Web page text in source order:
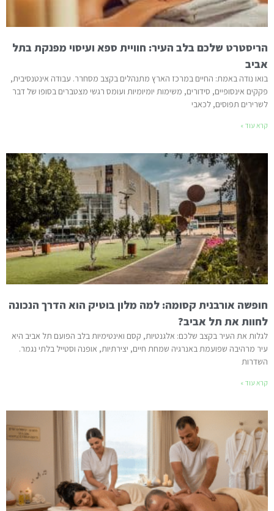
הריסטרט שלכם בלב העיר: חוויית ספא ועיסוי מפנקת בתל
אביב
בואו נודה באמת: החיים במרכז הארץ מתנהלים בקצב מסחרר. עבודה אינטנסיבית,
פקקים אינסופיים, סידורים, משימות יומיומיות ועומס רגשי מצטברים בסופו של דבר
לשרירים תפוסים, לכאבי
קרא עוד »
חופשה אורבנית קסומה: למה מלון בוטיק הוא הדרך הנכונה
לחוות את תל אביב?
לגלות את העיר בקצב שלכם: אלגנטיות, קסם ואינטימיות בלב הפועם תל אביב היא
עיר מרהיבה שפועמת באנרגיה שמחת חיים, יצירתיות, אופנה וסטייל בלתי נגמר.
השדרות
קרא עוד »